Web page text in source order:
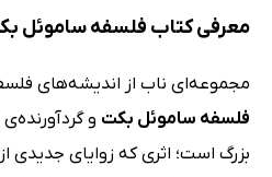
معرفی کتاب فلسفه ساموئل
مجموعه‌ای ناب از اندیشه‌های
فلسفه ساموئل بکت و
بزرگ است؛ اثری که زوایای جدیدی